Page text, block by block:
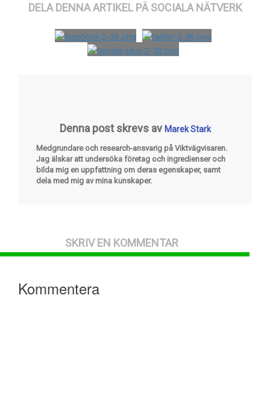
DELA DENNA ARTIKEL PÄ SOCIALA NÄTVERK
Denna post skrevs av Marek Stark
Medgrundare och research-ansvarig på Viktvägvisaren.
Jag älskar att undersöka företag och ingredienser och
bilda mig en uppfattning om deras egenskaper, samt
dela med mig av mina kunskaper.
SKRIV EN KOMMENTAR
Kommentera